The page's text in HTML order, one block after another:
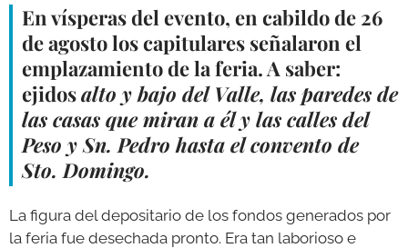
En vísperas del evento, en cabildo de 26
de agosto los capitulares señalaron el
emplazamiento de la feria. A saber:
ejidosalto y bajo del Valle, las paredes de
las casas que miran a él y las calles del
Peso y Sn. Pedro hasta el convento de
Sto. Domingo.
La figura del depositario de los fondos generados por
la feria fue desechada pronto. Era tan laborioso e